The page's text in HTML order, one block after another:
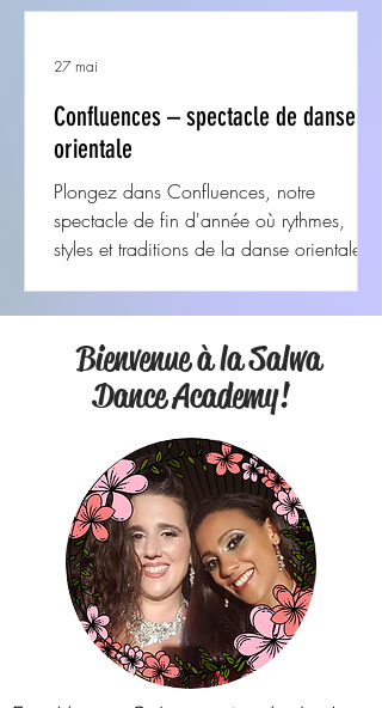
Confluences – spectacle de danse
orientale
Plongez dans Confluences, notre
spectacle de fin d'année où rythmes,
styles et traditions de la danse orientale se
27 mai
Bienvenue à la Salwa
Dance Academy!